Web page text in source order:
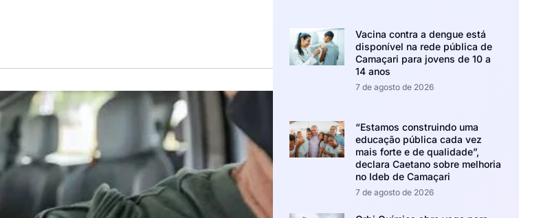
Vacina contra a dengue está
disponível na rede pública de
Camaçari para jovens de 10 a
14 anos
7 de agosto de 2026
“Estamos construindo uma
educação pública cada vez
mais forte e de qualidade”,
declara Caetano sobre melhoria
no Ideb de Camaçari
7 de agosto de 2026